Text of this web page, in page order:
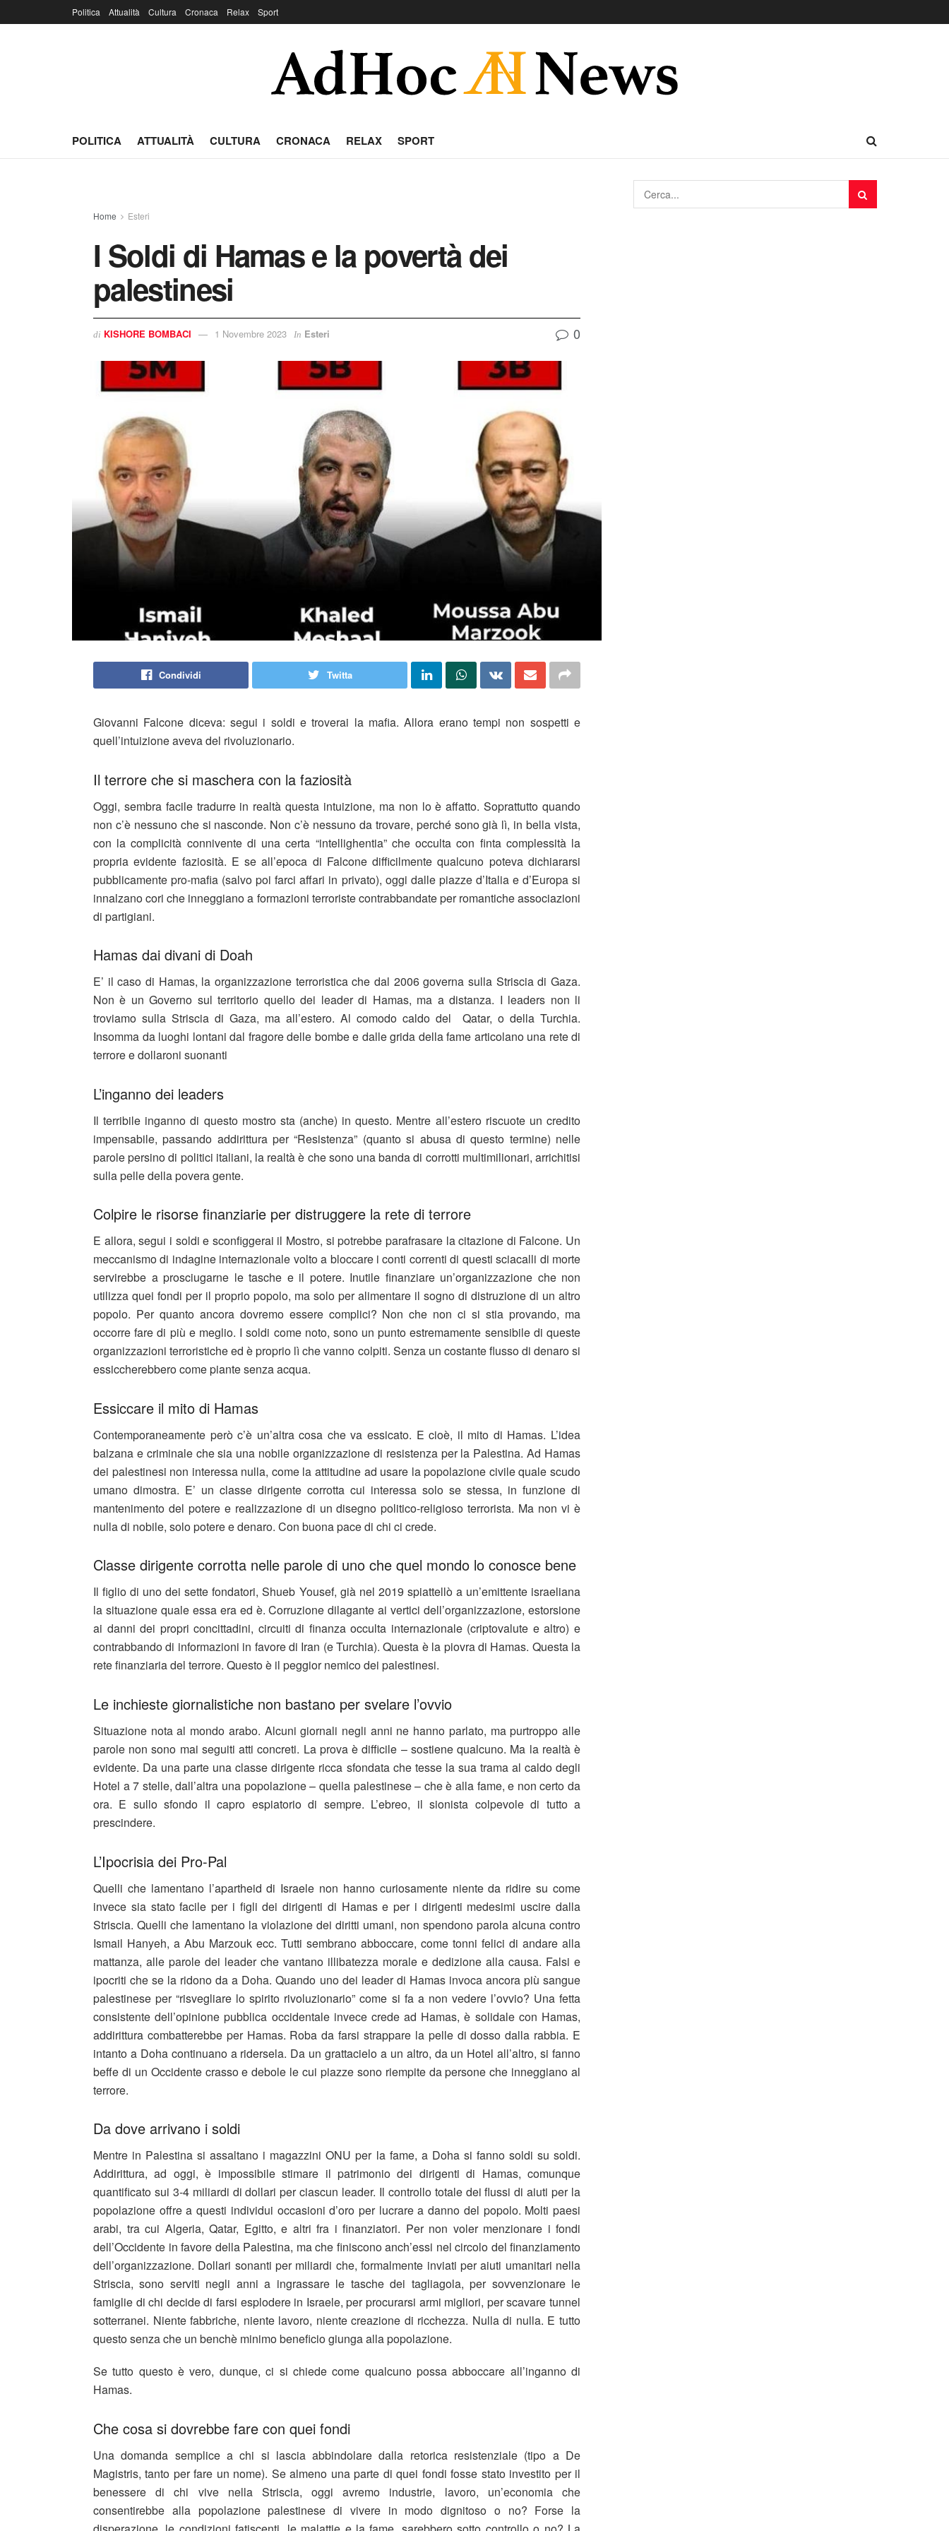
Politica Attualità Cultura Cronaca Relax Sport
POLITICA ATTUALITÀ CULTURA CRONACA RELAX SPORT
Home Esteri
I Soldi di Hamas e la povertà dei
palestinesi
di KISHORE BOMBACI 1 Novembre 2023 In Esteri 0
Condividi Twitta
Giovanni Falcone diceva: segui i soldi e troverai la mafia. Allora erano tempi non sospetti e
quell’intuizione aveva del rivoluzionario.
Il terrore che si maschera con la faziosità
Oggi, sembra facile tradurre in realtà questa intuizione, ma non lo è affatto. Soprattutto quando
non c’è nessuno che si nasconde. Non c’è nessuno da trovare, perché sono già lì, in bella vista,
con la complicità connivente di una certa “intellighentia” che occulta con finta complessità la
propria evidente faziosità. E se all’epoca di Falcone difficilmente qualcuno poteva dichiararsi
pubblicamente pro-mafia (salvo poi farci affari in privato), oggi dalle piazze d’Italia e d’Europa si
innalzano cori che inneggiano a formazioni terroriste contrabbandate per romantiche associazioni
di partigiani.
Hamas dai divani di Doah
E’ il caso di Hamas, la organizzazione terroristica che dal 2006 governa sulla Striscia di Gaza.
Non è un Governo sul territorio quello dei leader di Hamas, ma a distanza. I leaders non li
troviamo sulla Striscia di Gaza, ma all’estero. Al comodo caldo del Qatar, o della Turchia.
Insomma da luoghi lontani dal fragore delle bombe e dalle grida della fame articolano una rete di
terrore e dollaroni suonanti
L’inganno dei leaders
Il terribile inganno di questo mostro sta (anche) in questo. Mentre all’estero riscuote un credito
impensabile, passando addirittura per “Resistenza” (quanto si abusa di questo termine) nelle
parole persino di politici italiani, la realtà è che sono una banda di corrotti multimilionari, arrichitisi
sulla pelle della povera gente.
Colpire le risorse finanziarie per distruggere la rete di terrore
E allora, segui i soldi e sconfiggerai il Mostro, si potrebbe parafrasare la citazione di Falcone. Un
meccanismo di indagine internazionale volto a bloccare i conti correnti di questi sciacalli di morte
servirebbe a prosciugarne le tasche e il potere. Inutile finanziare un’organizzazione che non
utilizza quei fondi per il proprio popolo, ma solo per alimentare il sogno di distruzione di un altro
popolo. Per quanto ancora dovremo essere complici? Non che non ci si stia provando, ma
occorre fare di più e meglio. I soldi come noto, sono un punto estremamente sensibile di queste
organizzazioni terroristiche ed è proprio lì che vanno colpiti. Senza un costante flusso di denaro si
essiccherebbero come piante senza acqua.
Essiccare il mito di Hamas
Contemporaneamente però c’è un’altra cosa che va essicato. E cioè, il mito di Hamas. L’idea
balzana e criminale che sia una nobile organizzazione di resistenza per la Palestina. Ad Hamas
dei palestinesi non interessa nulla, come la attitudine ad usare la popolazione civile quale scudo
umano dimostra. E’ un classe dirigente corrotta cui interessa solo se stessa, in funzione di
mantenimento del potere e realizzazione di un disegno politico-religioso terrorista. Ma non vi è
nulla di nobile, solo potere e denaro. Con buona pace di chi ci crede.
Classe dirigente corrotta nelle parole di uno che quel mondo lo conosce bene
Il figlio di uno dei sette fondatori, Shueb Yousef, già nel 2019 spiattellò a un’emittente israeliana
la situazione quale essa era ed è. Corruzione dilagante ai vertici dell’organizzazione, estorsione
ai danni dei propri concittadini, circuiti di finanza occulta internazionale (criptovalute e altro) e
contrabbando di informazioni in favore di Iran (e Turchia). Questa è la piovra di Hamas. Questa la
rete finanziaria del terrore. Questo è il peggior nemico dei palestinesi.
Le inchieste giornalistiche non bastano per svelare l’ovvio
Situazione nota al mondo arabo. Alcuni giornali negli anni ne hanno parlato, ma purtroppo alle
parole non sono mai seguiti atti concreti. La prova è difficile – sostiene qualcuno. Ma la realtà è
evidente. Da una parte una classe dirigente ricca sfondata che tesse la sua trama al caldo degli
Hotel a 7 stelle, dall’altra una popolazione – quella palestinese – che è alla fame, e non certo da
ora. E sullo sfondo il capro espiatorio di sempre. L’ebreo, il sionista colpevole di tutto a
prescindere.
L’Ipocrisia dei Pro-Pal
Quelli che lamentano l’apartheid di Israele non hanno curiosamente niente da ridire su come
invece sia stato facile per i figli dei dirigenti di Hamas e per i dirigenti medesimi uscire dalla
Striscia. Quelli che lamentano la violazione dei diritti umani, non spendono parola alcuna contro
Ismail Hanyeh, a Abu Marzouk ecc. Tutti sembrano abboccare, come tonni felici di andare alla
mattanza, alle parole dei leader che vantano illibatezza morale e dedizione alla causa. Falsi e
ipocriti che se la ridono da a Doha. Quando uno dei leader di Hamas invoca ancora più sangue
palestinese per “risvegliare lo spirito rivoluzionario” come si fa a non vedere l’ovvio? Una fetta
consistente dell’opinione pubblica occidentale invece crede ad Hamas, è solidale con Hamas,
addirittura combatterebbe per Hamas. Roba da farsi strappare la pelle di dosso dalla rabbia. E
intanto a Doha continuano a ridersela. Da un grattacielo a un altro, da un Hotel all’altro, si fanno
beffe di un Occidente crasso e debole le cui piazze sono riempite da persone che inneggiano al
terrore.
Da dove arrivano i soldi
Mentre in Palestina si assaltano i magazzini ONU per la fame, a Doha si fanno soldi su soldi.
Addirittura, ad oggi, è impossibile stimare il patrimonio dei dirigenti di Hamas, comunque
quantificato sui 3-4 miliardi di dollari per ciascun leader. Il controllo totale dei flussi di aiuti per la
popolazione offre a questi individui occasioni d’oro per lucrare a danno del popolo. Molti paesi
arabi, tra cui Algeria, Qatar, Egitto, e altri fra i finanziatori. Per non voler menzionare i fondi
dell’Occidente in favore della Palestina, ma che finiscono anch’essi nel circolo del finanziamento
dell’organizzazione. Dollari sonanti per miliardi che, formalmente inviati per aiuti umanitari nella
Striscia, sono serviti negli anni a ingrassare le tasche dei tagliagola, per sovvenzionare le
famiglie di chi decide di farsi esplodere in Israele, per procurarsi armi migliori, per scavare tunnel
sotterranei. Niente fabbriche, niente lavoro, niente creazione di ricchezza. Nulla di nulla. E tutto
questo senza che un benchè minimo beneficio giunga alla popolazione.
Se tutto questo è vero, dunque, ci si chiede come qualcuno possa abboccare all’inganno di
Hamas.
Che cosa si dovrebbe fare con quei fondi
Una domanda semplice a chi si lascia abbindolare dalla retorica resistenziale (tipo a De
Magistris, tanto per fare un nome). Se almeno una parte di quei fondi fosse stato investito per il
benessere di chi vive nella Striscia, oggi avremo industrie, lavoro, un’economia che
consentirebbe alla popolazione palestinese di vivere in modo dignitoso o no? Forse la